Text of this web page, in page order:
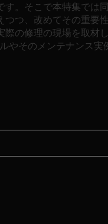
す。そこで本特集では
つつ、改めてその重要
際の修理の現場を取材
やそのメンテナンス実